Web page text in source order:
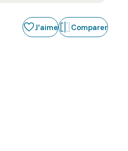
J'aime Comparer